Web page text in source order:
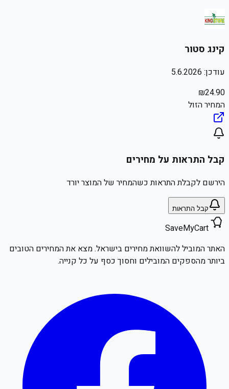
קינג סטור
עודכן: 5.6.2026
₪24.90
המחיר הזול
קבל התראות על מחירים
הירשם לקבלת התראות כשהמחיר של המוצר יורד
קבל התראות
SaveMyCart
האתר המוביל להשוואת מחירים בישראל. מצא את המחירים הטובים
ביותר מהספקים המובילים וחסוך כסף על כל קנייה.